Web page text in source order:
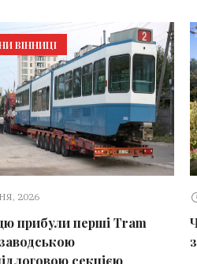
ВІННИЦІ
2026
прибули перші Tram
секцією